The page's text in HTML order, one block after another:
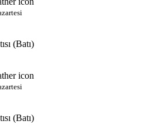
(Batı)
(Batı)